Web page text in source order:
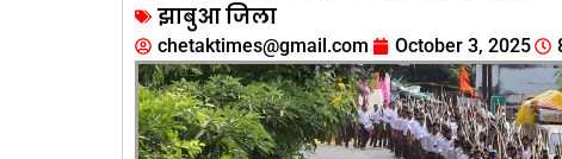
झाबुआ जिला
chetaktimes@gmail.com October 3, 2025